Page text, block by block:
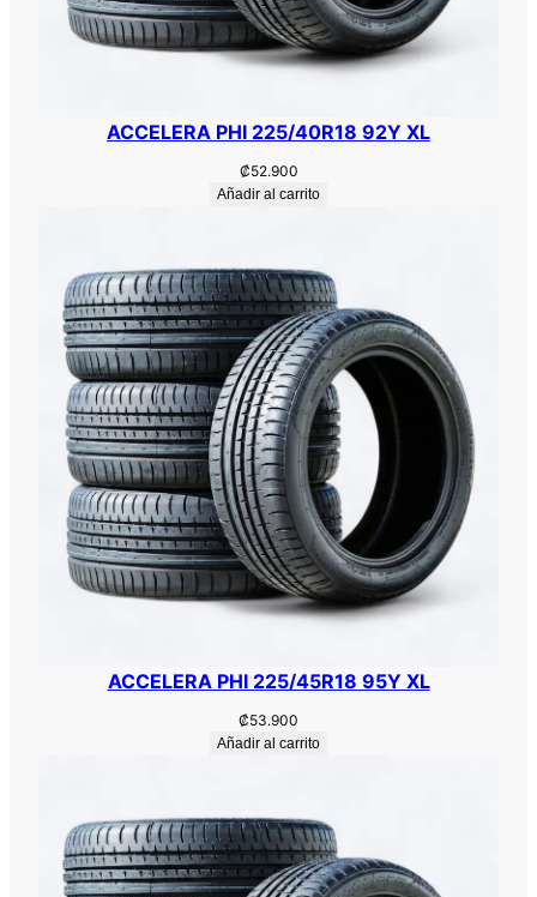
ACCELERA PHI 225/40R18 92Y XL
₡52.900
Añadir al carrito
ACCELERA PHI 225/45R18 95Y XL
₡53.900
Añadir al carrito